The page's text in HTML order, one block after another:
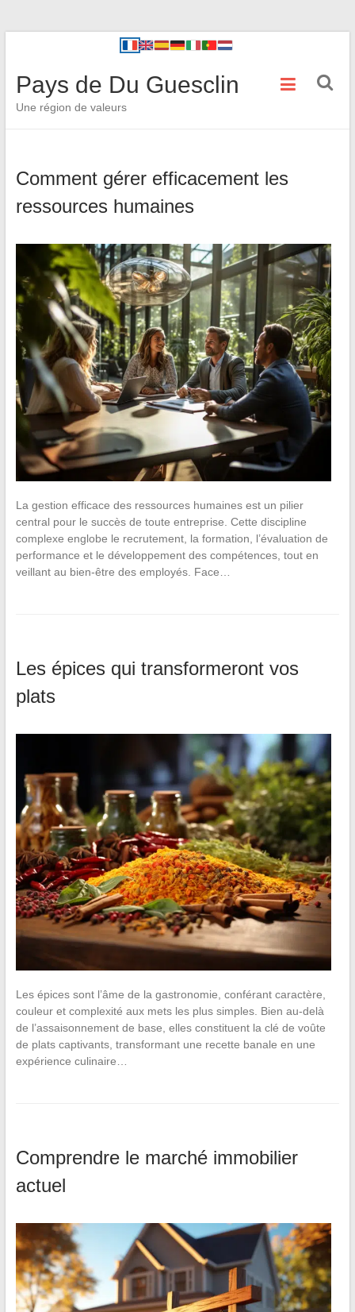
Pays de Du Guesclin
Une région de valeurs
Comment gérer efficacement les
ressources humaines
La gestion efficace des ressources humaines est un pilier
central pour le succès de toute entreprise. Cette discipline
complexe englobe le recrutement, la formation, l’évaluation de
performance et le développement des compétences, tout en
veillant au bien-être des employés. Face…
Les épices qui transformeront vos
plats
Les épices sont l’âme de la gastronomie, conférant caractère,
couleur et complexité aux mets les plus simples. Bien au-delà
de l’assaisonnement de base, elles constituent la clé de voûte
de plats captivants, transformant une recette banale en une
expérience culinaire…
Comprendre le marché immobilier
actuel